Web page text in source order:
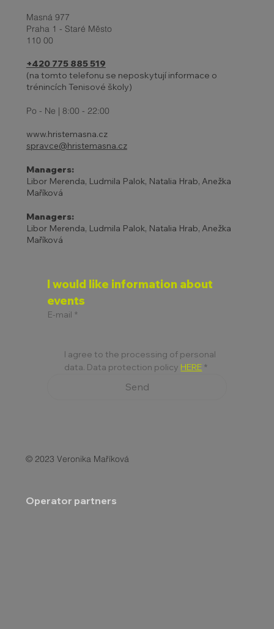
Masná 977
Praha 1 - Staré Město
110 00
+420 775 885 519
(na tomto telefonu se neposkytují informace o
trénincích Tenisové školy)
Po - Ne | 8:00 - 22:00
www.hristemasna.cz
spravce@hristemasna.cz
Managers:
Libor Merenda, Ludmila Palok, Natalia Hrab, Anežka
Maříková
Managers:
Libor Merenda, Ludmila Palok, Natalia Hrab, Anežka
Maříková
I would like information about
events
E-mail *
I agree to the processing of personal
data. Data protection policy HERE *
Send
© 2023 Veronika Maříková
Operator partners